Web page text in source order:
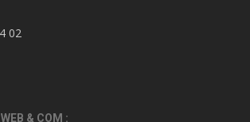
02
& COM :